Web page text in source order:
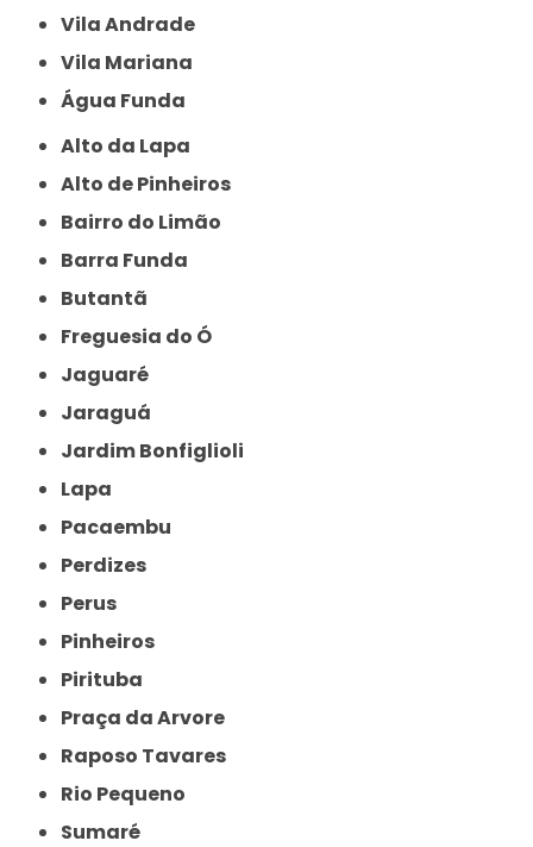
Vila Andrade
Vila Mariana
Água Funda
Alto da Lapa
Alto de Pinheiros
Bairro do Limão
Barra Funda
Butantã
Freguesia do Ó
Jaguaré
Jaraguá
Jardim Bonfiglioli
Lapa
Pacaembu
Perdizes
Perus
Pinheiros
Pirituba
Praça da Arvore
Raposo Tavares
Rio Pequeno
Sumaré